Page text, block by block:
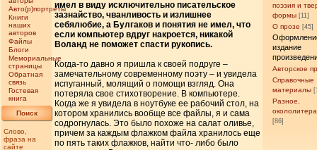
Авто(р)портреты
Книги
наших
авторов
Файлы
Блоги
Мемориальные
страницы
Обратная
связь
Гостевая
книга
Поиск
Слово,
фраза на
сайте
поэзия и
формы [11]
О прозе [45]
издание
Авторское
Справочные
материалы
Разное,
[86]
имел в виду исключительно писательское
зазнайство, чванливость и излишнее
себялюбие, а Булгаков и понятия не имел, что
если компьютер вдруг накроется, никакой
Воланд не поможет спасти рукопись.
Когда-то давно я пришла к своей подруге –
замечательному современному поэту – и увидела
испуганный, молящий о помощи взгляд. Она
потеряла свое стихотворение. В компьютере.
Когда же я увидела в ноутбуке ее рабочий стол, на
котором хранились вообще все файлы, я и сама
содрогнулась. Это было похоже на салат оливье,
причем за каждым флажком файла хранилось еще
по пять таких флажков, найти что- либо было